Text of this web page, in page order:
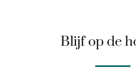
Blijf op de